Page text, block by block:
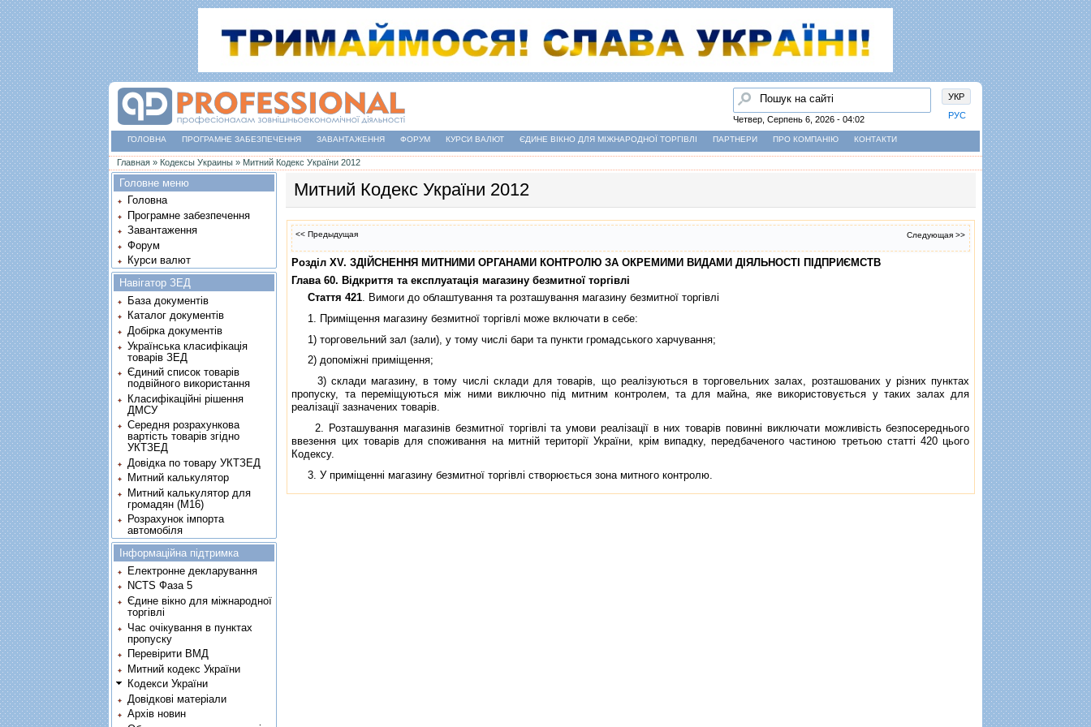
УКР
РУС
Пошук
Четвер, Серпень 6, 2026 - 04:02
ГОЛОВНА ПРОГРАМНЕ ЗАБЕЗПЕЧЕННЯ ЗАВАНТАЖЕННЯ ФОРУМ КУРСИ ВАЛЮТ ЄДИНЕ ВІКНО ДЛЯ МІЖНАРОДНОЇ ТОРГІВЛІ ПАРТНЕРИ ПРО КОМПАНІЮ КОНТАКТИ
Ви є тут
Главная » Кодексы Украины » Митний Кодекс України 2012
Митний Кодекс України 2012
<< Предыдущая Следующая >>
Роздiл XV. ЗДIЙСНЕННЯ МИТНИМИ ОРГАНАМИ КОНТРОЛЮ ЗА ОКРЕМИМИ ВИДАМИ ДIЯЛЬНОСТI ПIДПРИЄМСТВ
Глава 60. Вiдкриття та експлуатацiя магазину безмитної торгiвлi
Стаття 421. Вимоги до облаштування та розташування магазину безмитної торгiвлi
1. Примiщення магазину безмитної торгiвлi може включати в себе:
1) торговельний зал (зали), у тому числi бари та пункти громадського харчування;
2) допомiжнi примiщення;
3) склади магазину, в тому числi склади для товарiв, що реалiзуються в торговельних залах, розташованих у рiзних пунктах
пропуску, та перемiщуються мiж ними виключно пiд митним контролем, та для майна, яке використовується у таких залах для
реалiзацiї зазначених товарiв.
2. Розташування магазинiв безмитної торгiвлi та умови реалiзацiї в них товарiв повиннi виключати можливiсть безпосереднього
ввезення цих товарiв для споживання на митнiй територiї України, крiм випадку, передбаченого частиною третьою статтi 420 цього
Кодексу.
3. У примiщеннi магазину безмитної торгiвлi створюється зона митного контролю.
Головне меню
Головна
Програмне забезпечення
Завантаження
Форум
Курси валют
Навігатор ЗЕД
База документів
Каталог документів
Добірка документів
Українська класифікація
товарів ЗЕД
Єдиний список товарів
подвійного використання
Класифікаційні рішення
ДМСУ
Середня розрахункова
вартість товарів згідно
УКТЗЕД
Довідка по товару УКТЗЕД
Митний калькулятор
Митний калькулятор для
громадян (М16)
Розрахунок імпорта
автомобіля
Інформаційна підтримка
Електронне декларування
NCTS Фаза 5
Єдине вікно для міжнародної
торгівлі
Час очікування в пунктах
пропуску
Перевірити ВМД
Митний кодекс України
Кодекси України
Довідкові матеріали
Архів новин